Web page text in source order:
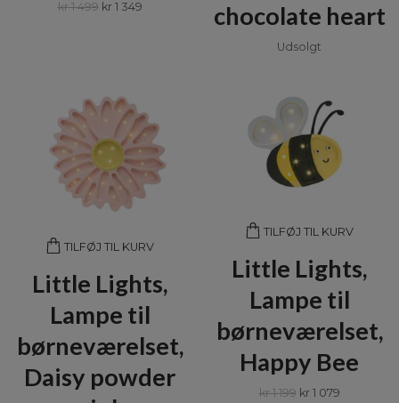
kr 1 499 kr 1 349
chocolate heart
Udsolgt
TILFØJ TIL KURV
Little Lights,
Lampe til
børneværelset,
Daisy powder
TILFØJ TIL KURV
Little Lights,
Lampe til
børneværelset,
Happy Bee
kr 1 199 kr 1 079